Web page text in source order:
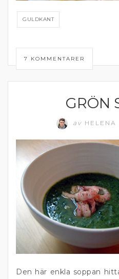
GULDKANT
7 KOMMENTARER
GRÖN
av HELENA
Den här enkla soppan